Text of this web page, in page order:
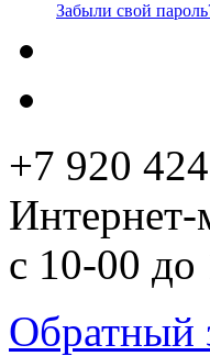
Забыли свой
+7 920
Интернет-
с 10-00 до
Обратный